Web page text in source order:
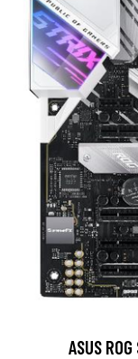
ASUS